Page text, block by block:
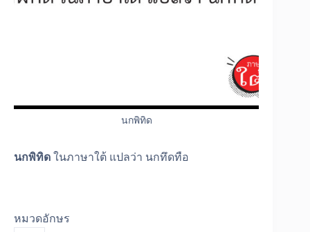
นกพิทิด
นกพิทิด ในภาษาใต้ แปลว่า นกทึดทือ
หมวดอักษร